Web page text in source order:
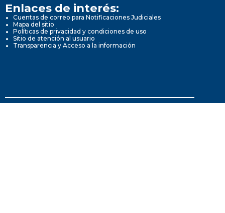
Enlaces de interés:
Cuentas de correo para Notificaciones Judiciales
Mapa del sitio
Políticas de privacidad y condiciones de uso
Sitio de atención al usuario
Transparencia y Acceso a la información